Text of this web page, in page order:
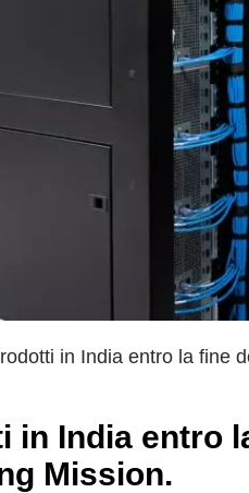
in India entro la fine
India entro
Mission.